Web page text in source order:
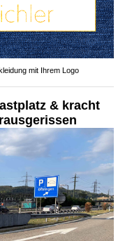
mit Ihrem Logo
& kracht